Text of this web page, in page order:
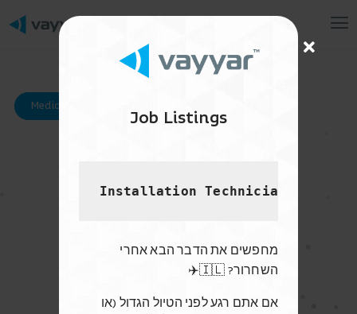
Media Kit Downloads
Job Listings
Installation Technician - US
מחפשים את הדבר הבא אחרי
השחרור? 🇮🇱✈️
אם אתם רגע לפני הטיול הגדול (או